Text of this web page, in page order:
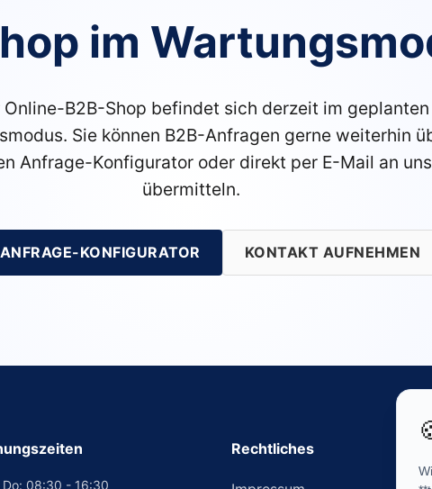
im
Online-B2B-Shop befindet sich derzeit im geplanten
Sie können B2B-Anfragen gerne weiterhin
Anfrage-Konfigurator oder direkt per E-Mail an uns
übermitteln.
KONFIGURATOR KONTAKT AUFNEHMEN
Do: 08:30 - 16:30
Rechtliches